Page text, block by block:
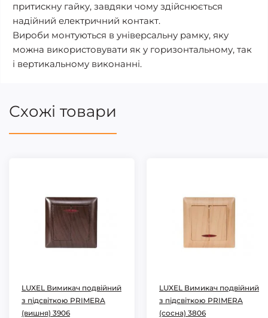
притискну гайку, завдяки чому здійснюється
надійний електричний контакт.
Вироби монтуються в універсальну рамку, яку
можна використовувати як у горизонтальному, так
і вертикальному виконанні.
Схожі товари
LUXEL Вимикач подвійний
з підсвіткою PRIMERA
(вишня) 3906
LUXEL Вимикач подвійний
з підсвіткою PRIMERA
(сосна) 3806